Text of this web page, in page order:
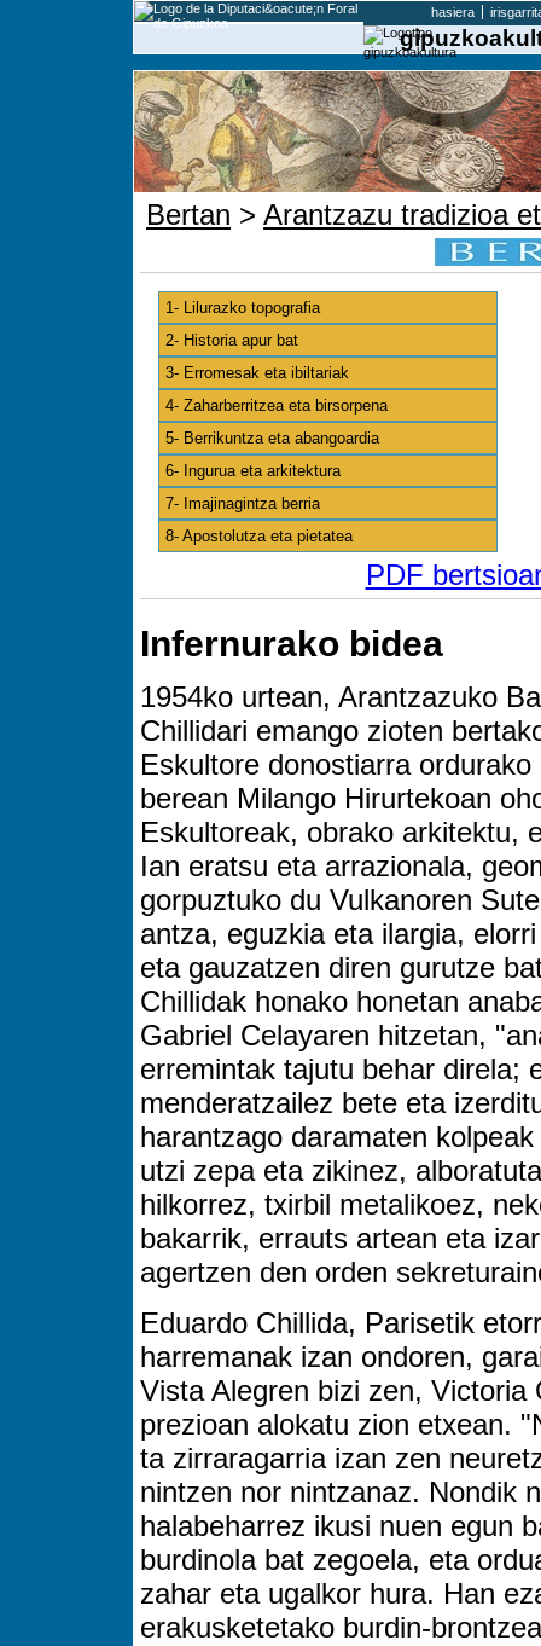
hasiera
Bertan > Arantzazu tradizioa
1- Lilurazko topografia
2- Historia apur bat
3- Erromesak eta ibiltariak
4- Zaharberritzea eta birsorpena
5- Berrikuntza eta abangoardia
6- Ingurua eta arkitektura
7- Imajinagintza berria
8- Apostolutza eta pietatea
PDF
Infernurako bidea
1954ko urtean, Arantzazuko
Chillidari emango zioten
Eskultore donostiarra
berean Milango Hirurtekoan
Eskultoreak, obrako arkitektu,
Ian eratsu eta arrazionala,
gorpuztuko du Vulkanoren
antza, eguzkia eta ilargia,
eta gauzatzen diren gurutze
Chillidak honako honetan
Gabriel Celayaren hitzetan,
erremintak tajutu behar direla;
menderatzailez bete eta
harantzago daramaten
utzi zepa eta zikinez,
hilkorrez, txirbil metalikoez,
bakarrik, errauts artean eta
agertzen den orden
Eduardo Chillida, Parisetik
harremanak izan ondoren,
Vista Alegren bizi zen,
prezioan alokatu zion etxean.
ta zirraragarria izan zen
nintzen nor nintzanaz. Nondik
halabeharrez ikusi nuen egun
burdinola bat zegoela, eta
zahar eta ugalkor hura. Han
erakusketetako burdin-